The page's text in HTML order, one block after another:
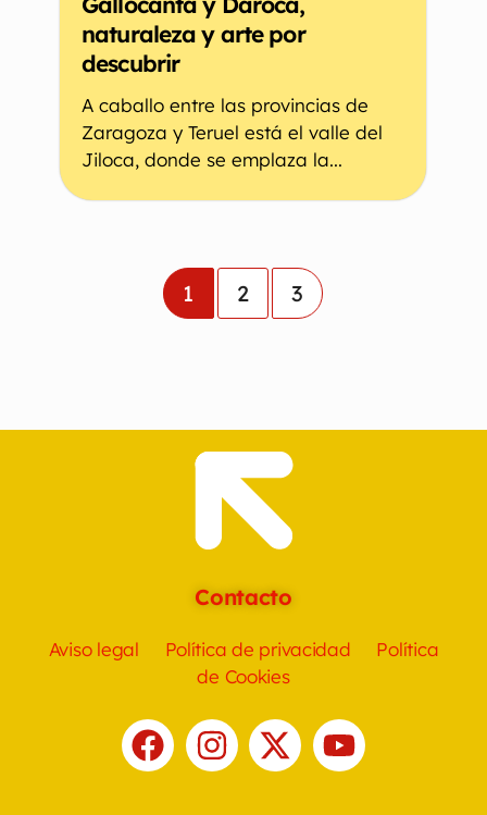
naturaleza y arte por
descubrir
A caballo entre las provincias de
Zaragoza y Teruel está el valle del
Jiloca, donde se emplaza la...
1 2 3
Contacto
Aviso legal Política de privacidad
Política
de Cookies